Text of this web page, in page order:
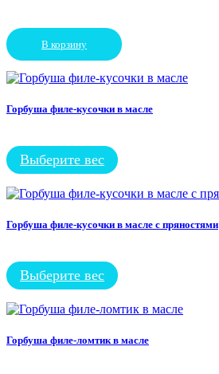
выбрать
на
странице
товара.
В корзину
Горбуша филе-кусочки в масле
Выберите вес
Этот
имеет
вариаций.
выбрать
на
товара.
Горбуша филе-кусочки в масле с пряностями
Выберите вес
Этот
имеет
вариаций.
Горбуша филе-ломтик в масле